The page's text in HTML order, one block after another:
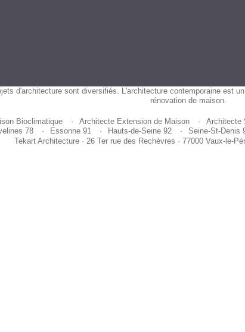
d'architecture sont diversifiés. L'architecture contemporaine est
rénovation de maison.
Bioclimatique Architecte Extension de Maison Architecte
78
Essonne 91 Hauts-de-Seine 92 Seine-St-Denis
Tekart Architecture · 26 Ter rue des Rechèvres · 77000 Vaux-le-